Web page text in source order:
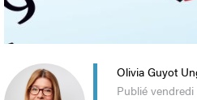
Olivia Guyot
Publié